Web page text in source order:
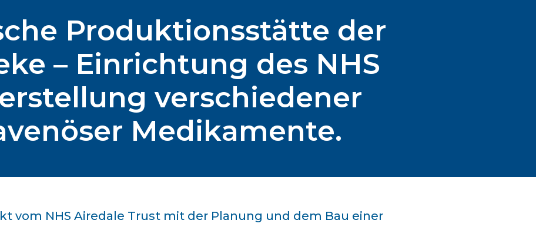
Produktionsstätte der
– Einrichtung des NHS
verschiedener
Medikamente.
vom NHS Airedale Trust mit der Planung und dem Bau einer